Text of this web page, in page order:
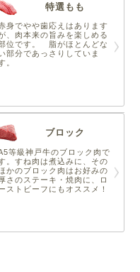
特選もも
身でやや歯応えはあります
、肉本来の旨みを楽しめる
位です。 脂がほとんどな
部分であっさりしていま
。
ブロック
等級神戸牛のブロック肉で
。すね肉は煮込みに、その
かのブロック肉はお好みの
さのステーキ・焼肉に、ロ
ストビーフにもオススメ！